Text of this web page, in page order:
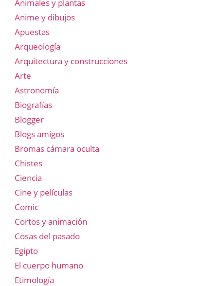
Animales y plantas
Anime y dibujos
Apuestas
Arqueología
Arquitectura y construcciones
Arte
Astronomía
Biografías
Blogger
Blogs amigos
Bromas cámara oculta
Chistes
Ciencia
Cine y películas
Comic
Cortos y animación
Cosas del pasado
Egipto
El cuerpo humano
Etimología